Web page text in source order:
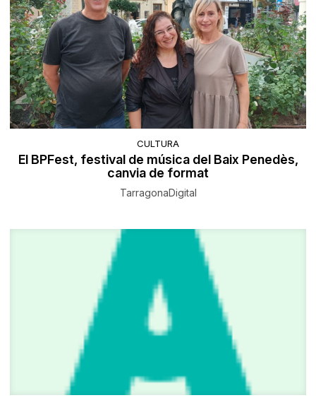
CULTURA
El BPFest, festival de música del Baix Penedès,
canvia de format
TarragonaDigital